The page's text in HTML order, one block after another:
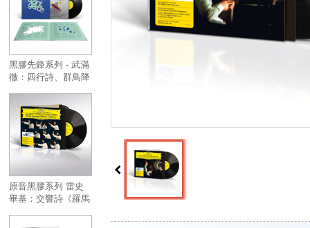
Series - Dvoark :
Symphony No.9
“From The New
World” (1 LP)
黑膠先鋒系列 - 武滿
徹：四行詩、群鳥降
(LP)／Takemitsu :
Quatrain; A Flock
Descends into the
Pentagonal Garden
Avantgarde Series
(LP)
原音黑膠系列 雷史
畢基：交響詩《羅馬